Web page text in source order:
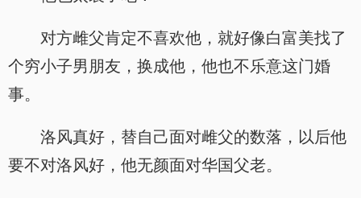
对方雌父肯定不喜欢他，就好像白富美找了
个穷小子男朋友，换成他，他也不乐意这门婚
事。
洛风真好，替自己面对雌父的数落，以后他
要不对洛风好，他无颜面对华国父老。